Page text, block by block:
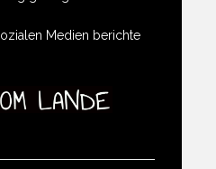
Medien berichte